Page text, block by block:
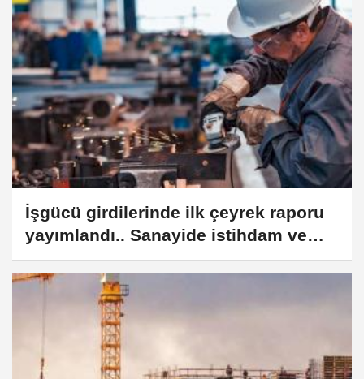
İşgücü girdilerinde ilk çeyrek raporu
yayımlandı.. Sanayide istihdam ve
çalışma saatleri geriledi